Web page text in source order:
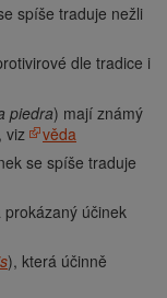
spíše traduje nežli
dle tradice i
piedra) mají známý
viz
věda
se spíše traduje
účinek
), která účinně